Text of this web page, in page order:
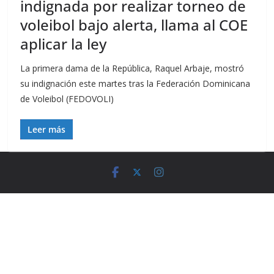
indignada por realizar torneo de
voleibol bajo alerta, llama al COE
aplicar la ley
La primera dama de la República, Raquel Arbaje, mostró
su indignación este martes tras la Federación Dominicana
de Voleibol (FEDOVOLI)
Leer más